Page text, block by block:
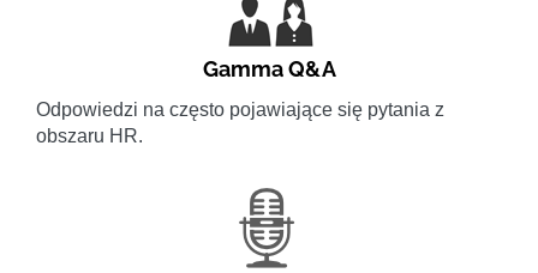
Gamma Q&A
Odpowiedzi na często pojawiające się pytania z
obszaru HR.